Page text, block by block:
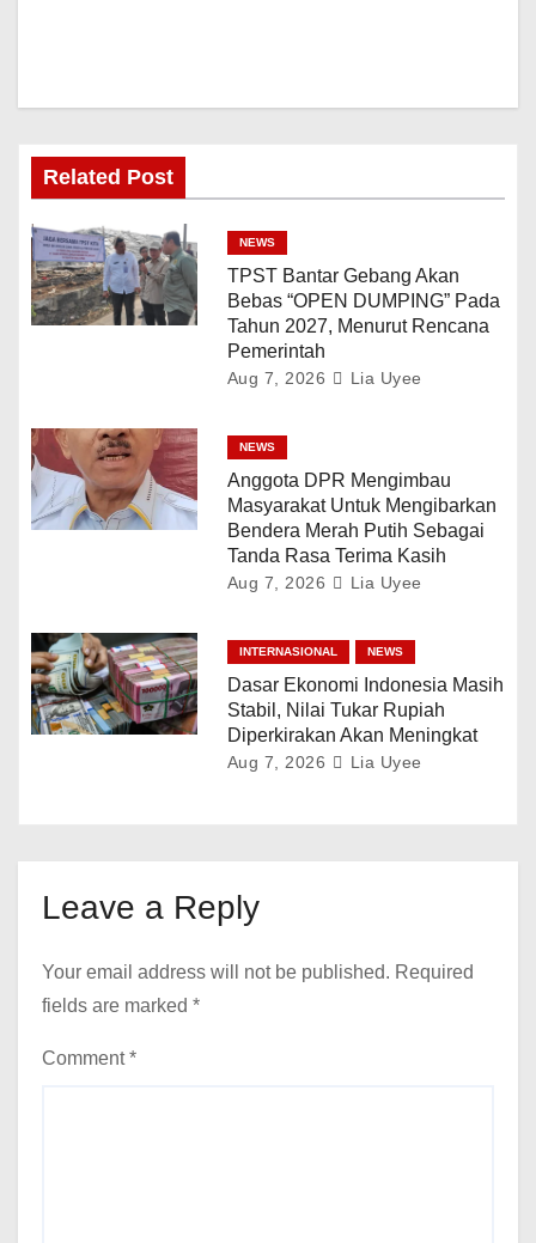
Related Post
NEWS
TPST Bantar Gebang Akan
Bebas “OPEN DUMPING” Pada
Tahun 2027, Menurut Rencana
Pemerintah
Aug 7, 2026 Lia Uyee
NEWS
Anggota DPR Mengimbau
Masyarakat Untuk Mengibarkan
Bendera Merah Putih Sebagai
Tanda Rasa Terima Kasih
Aug 7, 2026 Lia Uyee
INTERNASIONAL NEWS
Dasar Ekonomi Indonesia Masih
Stabil, Nilai Tukar Rupiah
Diperkirakan Akan Meningkat
Aug 7, 2026 Lia Uyee
Leave a Reply
Your email address will not be published. Required
fields are marked *
Comment*